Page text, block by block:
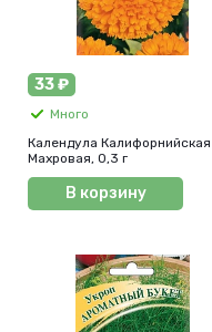
33 ₽
Много
Календула Калифорнийская
Махровая, 0,3 г
В корзину